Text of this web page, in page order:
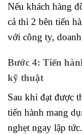
Nếu khách hàng
cả thì 2 bên tiến
với công ty,
Bước 4: Tiến
kỹ thuật
Sau khi đạt được
tiến hành mang
nghẹt ngay lập